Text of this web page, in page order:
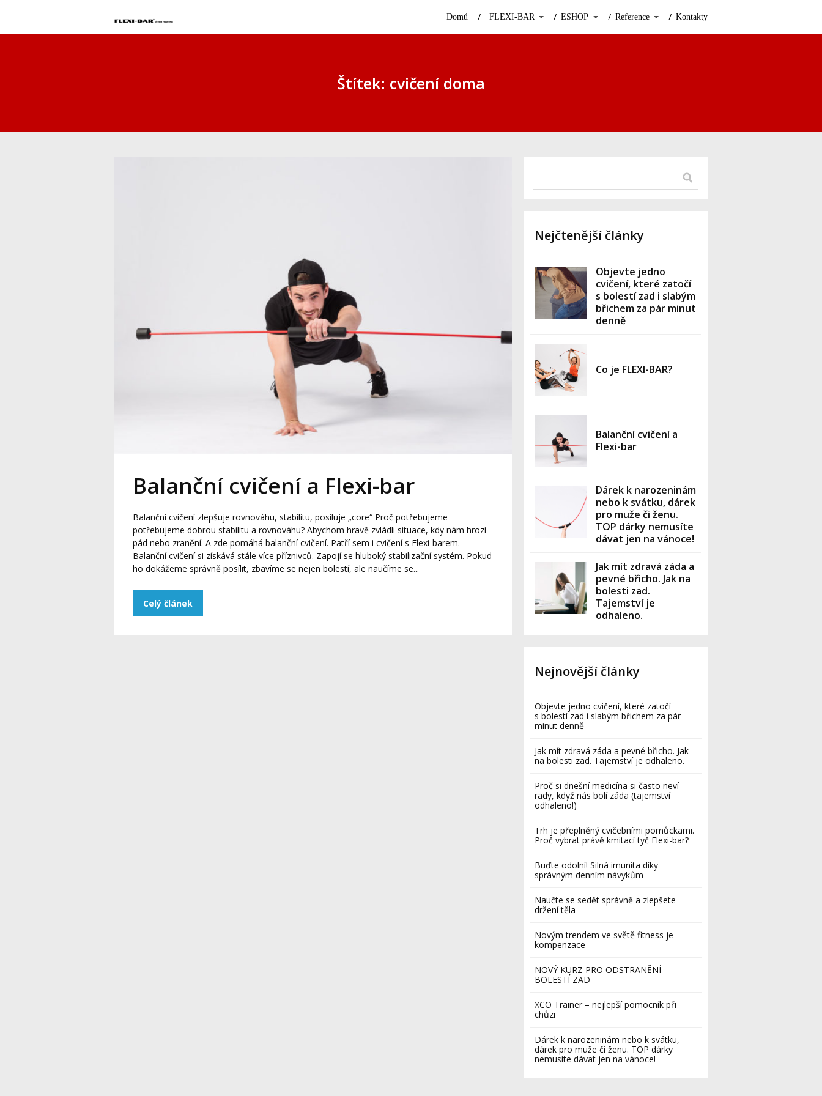
Domů FLEXI-BAR ESHOP Reference Kontakty
Štítek: cvičení doma
Balanční cvičení a Flexi-bar
Balanční cvičení zlepšuje rovnováhu, stabilitu, posiluje „core“ Proč potřebujeme
potřebujeme dobrou stabilitu a rovnováhu? Abychom hravě zvládli situace, kdy nám hrozí
pád nebo zranění. A zde pomáhá balanční cvičení. Patří sem i cvičení s Flexi-barem.
Balanční cvičení si získává stále více příznivců. Zapojí se hluboký stabilizační systém. Pokud
ho dokážeme správně posílit, zbavíme se nejen bolestí, ale naučíme se...
Celý článek
Nejčtenější články
Objevte jedno
cvičení, které zatočí
s bolestí zad i slabým
břichem za pár minut
denně
Co je FLEXI-BAR?
Balanční cvičení a
Flexi-bar
Dárek k narozeninám
nebo k svátku, dárek
pro muže či ženu.
TOP dárky nemusíte
dávat jen na vánoce!
Jak mít zdravá záda a
pevné břicho. Jak na
bolesti zad.
Tajemství je
odhaleno.
Nejnovější články
Objevte jedno cvičení, které zatočí
s bolestí zad i slabým břichem za pár
minut denně
Jak mít zdravá záda a pevné břicho. Jak
na bolesti zad. Tajemství je odhaleno.
Proč si dnešní medicína si často neví
rady, když nás bolí záda (tajemství
odhaleno!)
Trh je přeplněný cvičebními pomůckami.
Proč vybrat právě kmitací tyč Flexi-bar?
Buďte odolní! Silná imunita díky
správným denním návykům
Naučte se sedět správně a zlepšete
držení těla
Novým trendem ve světě fitness je
kompenzace
NOVÝ KURZ PRO ODSTRANĚNÍ
BOLESTÍ ZAD
XCO Trainer – nejlepší pomocník při
chůzi
Dárek k narozeninám nebo k svátku,
dárek pro muže či ženu. TOP dárky
nemusíte dávat jen na vánoce!